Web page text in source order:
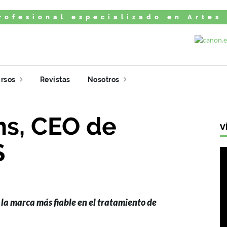
especializado en Artes
Revistas Nosotros
CEO de
marca más fiable en el tratamiento de